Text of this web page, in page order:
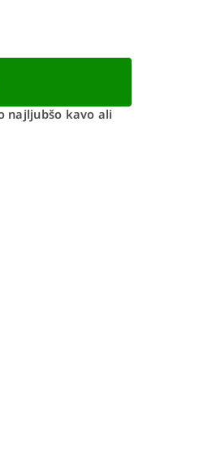
najljubšo kavo ali